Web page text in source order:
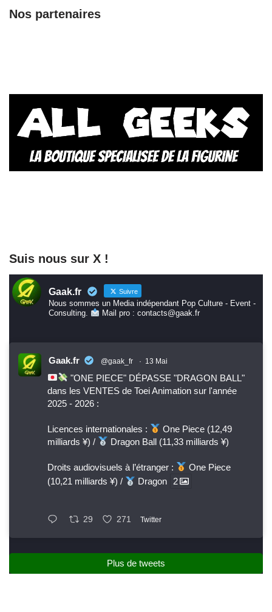
Nos partenaires
Suis nous sur X !
Gaak.fr Suivre
Nous sommes un Media indépendant Pop Culture - Event -
Consulting.
Mail pro : contacts@gaak.fr
Gaak.fr @gaak_fr · 13 Mai
"ONE PIECE" DÉPASSE "DRAGON BALL"
dans les VENTES de Toei Animation sur l'année
2025 - 2026 :
Licences internationales :
One Piece (12,49
milliards ¥) /
Dragon Ball (11,33 milliards ¥)
Droits audiovisuels à l’étranger :
One Piece
(10,21 milliards ¥) /
Dragon 2
29 271 Twitter
Plus de tweets